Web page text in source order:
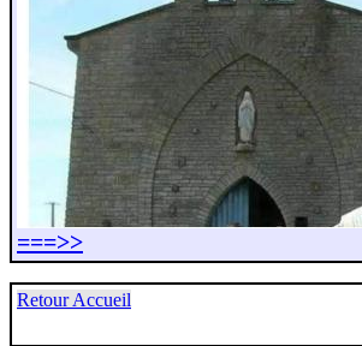
===>>
Retour Accueil